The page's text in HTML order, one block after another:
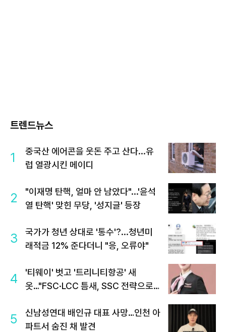
트렌드뉴스
1
중국산 에어콘을 웃돈 주고 산다...유
럽 열광시킨 메이디
2
"이재명 탄핵, 얼마 안 남았다"...'윤석
열 탄핵' 맞힌 무당, '성지글' 등장
3
국가가 청년 상대로 '통수'?...청년미
래적금 12% 준다더니 "응, 오류야"
4
'티웨이' 벗고 '트리니티항공' 새
옷…"FSC·LCC 틈새, SSC 전략으로
5
신남성연대 배인규 대표 사망…인천 아
파트서 숨진 채 발견